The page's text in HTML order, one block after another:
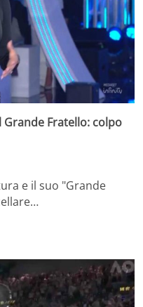
Grande Fratello: colpo
e il suo "Grande